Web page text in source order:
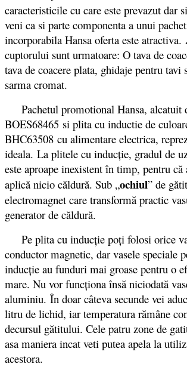
caracteristicile cu care este prevazut dar
veni ca si parte componenta a unui
incorporabila Hansa oferta este
cuptorului sunt urmatoare: O tava de
tava de coacere plata, ghidaje pentru tavi
sarma cromat.
Pachetul promotional Hansa, alcatuit
BOES68465 si plita cu inductie de
BHC63508 cu alimentare electrica,
ideala. La plitele cu inducție, gradul de
este aproape inexistent în timp, pentru că
aplică nicio căldură. Sub „ochiul” de
electromagnet care transformă practic
generator de căldură.
Pe plita cu inducție poți folosi orice
conductor magnetic, dar vasele speciale
inducție au funduri mai groase pentru o
mare. Nu vor funcționa însă niciodată
aluminiu. În doar câteva secunde vei
litru de lichid, iar temperatura rămâne
decursul gătitului. Cele patru zone de
asa maniera incat veti putea apela la
acestora.